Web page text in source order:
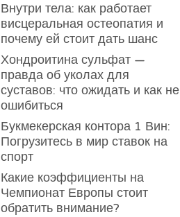
Внутри тела: как работает
висцеральная остеопатия и
почему ей стоит дать шанс
Хондроитина сульфат —
правда об уколах для
суставов: что ожидать и как не
ошибиться
Букмекерская контора 1 Вин:
Погрузитесь в мир ставок на
спорт
Какие коэффициенты на
Чемпионат Европы стоит
обратить внимание?